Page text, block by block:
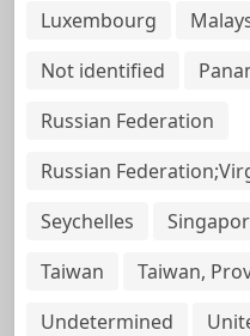
Luxembourg
Not identified
Russian Federation
Russian
Seychelles
Taiwan
Taiwan,
Undetermined